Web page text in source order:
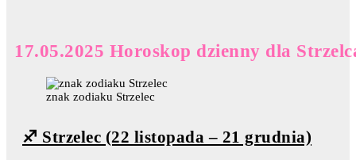
17.05.2025 Horoskop dzienny dla
znak zodiaku Strzelec
♐ Strzelec (22 listopada – 21 grudnia)